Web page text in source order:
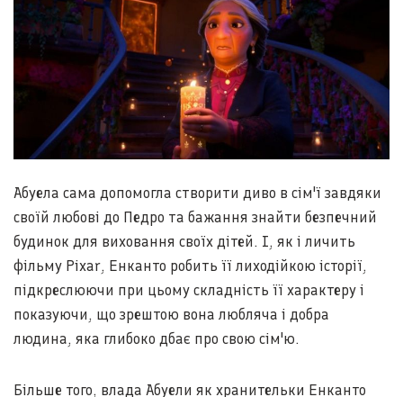
Абуела сама допомогла створити диво в сім'ї завдяки
своїй любові до Педро та бажання знайти безпечний
будинок для виховання своїх дітей. І, як і личить
фільму Pixar, Енканто робить її лиходійкою історії,
підкреслюючи при цьому складність її характеру і
показуючи, що зрештою вона любляча і добра
людина, яка глибоко дбає про свою сім'ю.
Більше того, влада Абуели як хранительки Енканто